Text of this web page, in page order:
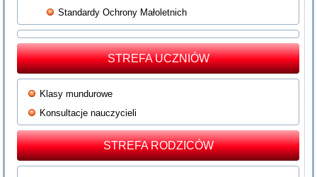
Standardy Ochrony Małoletnich
STREFA UCZNIÓW
Klasy mundurowe
Konsultacje nauczycieli
STREFA RODZICÓW